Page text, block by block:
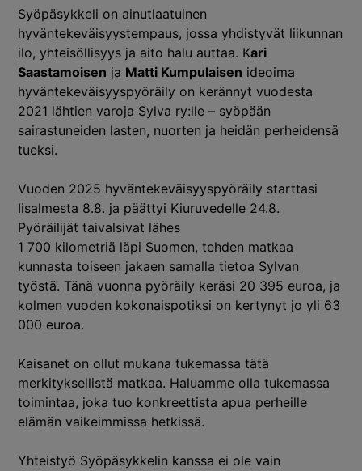
Syöpäsykkeli on ainutlaatuinen
hyväntekeväisyystempaus, jossa yhdistyvät liikunnan
ilo, yhteisöllisyys ja aito halu auttaa. Kari
Saastamoisen ja Matti Kumpulaisen ideoima
hyväntekeväisyyspyöräily on kerännyt vuodesta
2021 lähtien varoja Sylva ry:lle – syöpään
sairastuneiden lasten, nuorten ja heidän perheidensä
tueksi.
Vuoden 2025 hyväntekeväisyyspyöräily starttasi
Iisalmesta 8.8. ja päättyi Kiuruvedelle 24.8.
Pyöräilijät taivalsivat lähes
1 700 kilometriä läpi Suomen, tehden matkaa
kunnasta toiseen jakaen samalla tietoa Sylvan
työstä. Tänä vuonna pyöräily keräsi 20 395 euroa, ja
kolmen vuoden kokonaispotiksi on kertynyt jo yli 63
000 euroa.
Kaisanet on ollut mukana tukemassa tätä
merkityksellistä matkaa. Haluamme olla tukemassa
toimintaa, joka tuo konkreettista apua perheille
elämän vaikeimmissa hetkissä.
Yhteistyö Syöpäsykkelin kanssa ei ole vain